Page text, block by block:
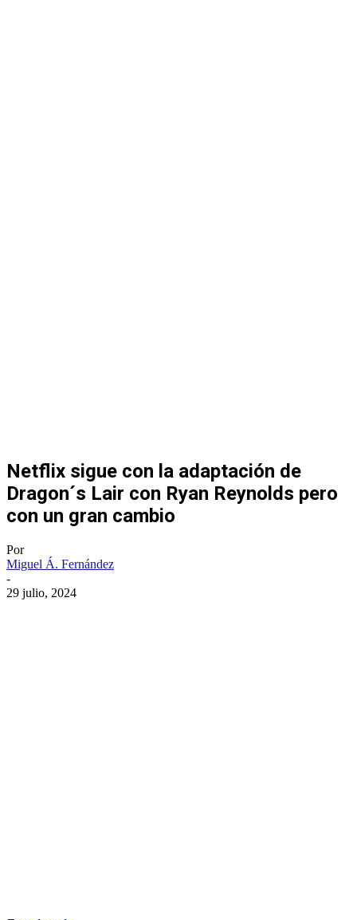
Netflix sigue con la adaptación de
Dragon´s Lair con Ryan Reynolds pero
con un gran cambio
Por
Miguel Á. Fernández
-
29 julio, 2024